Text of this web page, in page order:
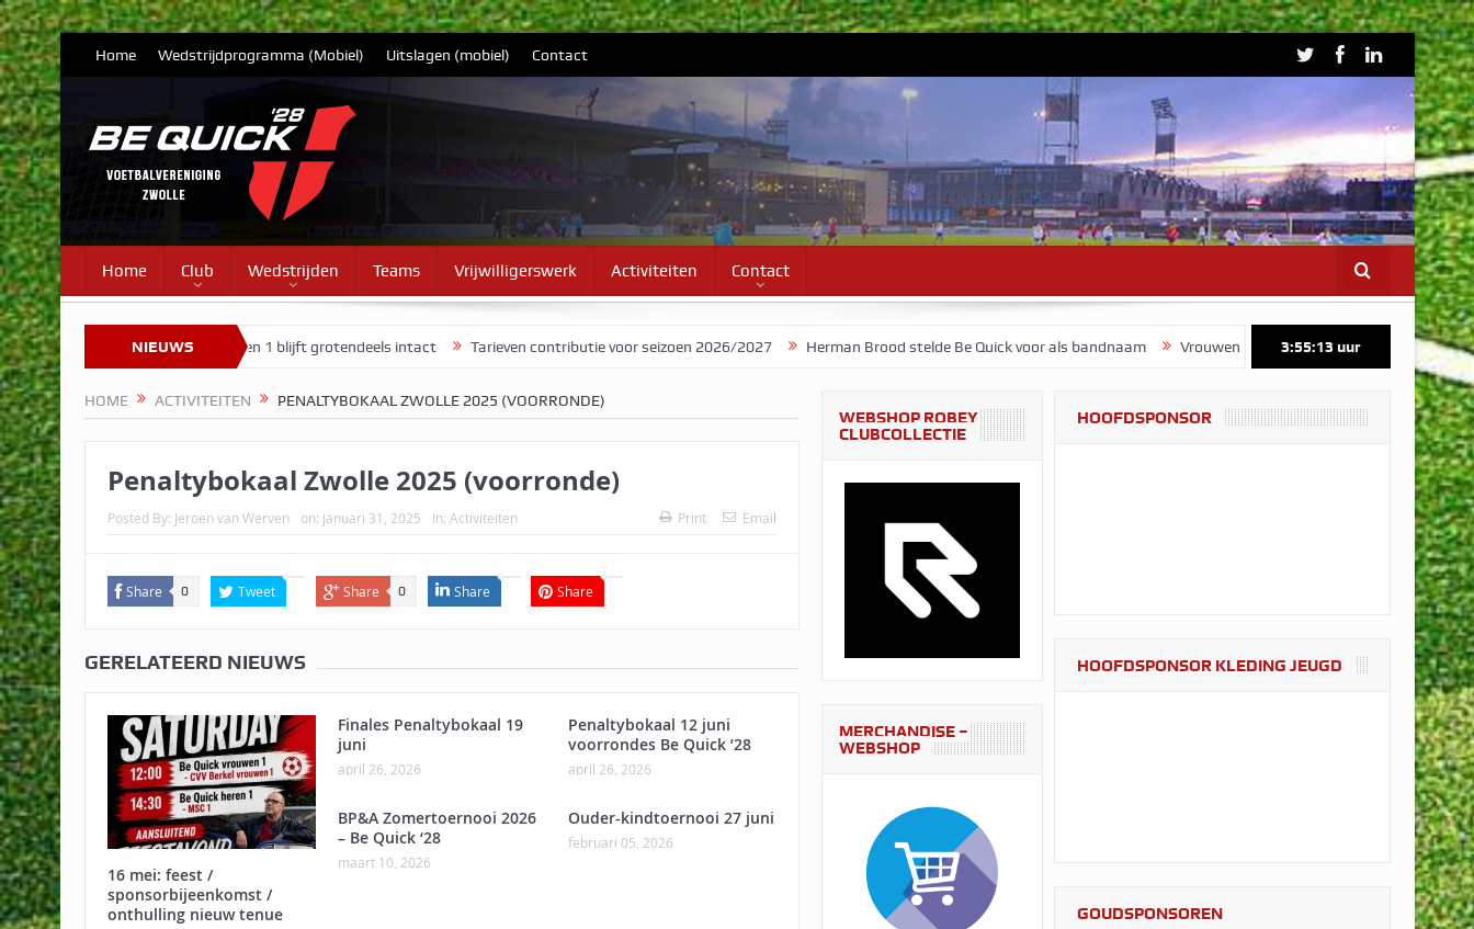
Home Wedstrijdprogramma (Mobiel) Uitslagen (mobiel) Contact
Home Club Wedstrijden Teams Vrijwilligerswerk Activiteiten Contact
NIEUWS
7 Selectie Vrouwen 1 blijft grotendeels intact Tarieven contributie voor seizoen 2026/2027 Herman Brood stelde Be Quick voor als bandnaam Vrouwen 1 start voorbereiding op maandag 3
3:55:14 uur
HOME ACTIVITEITEN PENALTYBOKAAL ZWOLLE 2025 (VOORRONDE)
Penaltybokaal Zwolle 2025 (voorronde)
Posted By: Jeroen van Werven on: januari 31, 2025 In: Activiteiten Print Email
Share 0 Tweet Share 0 Share Share
GERELATEERD NIEUWS
16 mei: feest /
sponsorbijeenkomst /
onthulling nieuw tenue
Finales Penaltybokaal 19
juni
april 26, 2026
Penaltybokaal 12 juni
voorrondes Be Quick ’28
april 26, 2026
BP&A Zomertoernooi 2026
– Be Quick ‘28
maart 10, 2026
Ouder-kindtoernooi 27 juni
februari 05, 2026
WEBSHOP ROBEY
CLUBCOLLECTIE
MERCHANDISE –
WEBSHOP
HOOFDSPONSOR
HOOFDSPONSOR KLEDING JEUGD
GOUDSPONSOREN